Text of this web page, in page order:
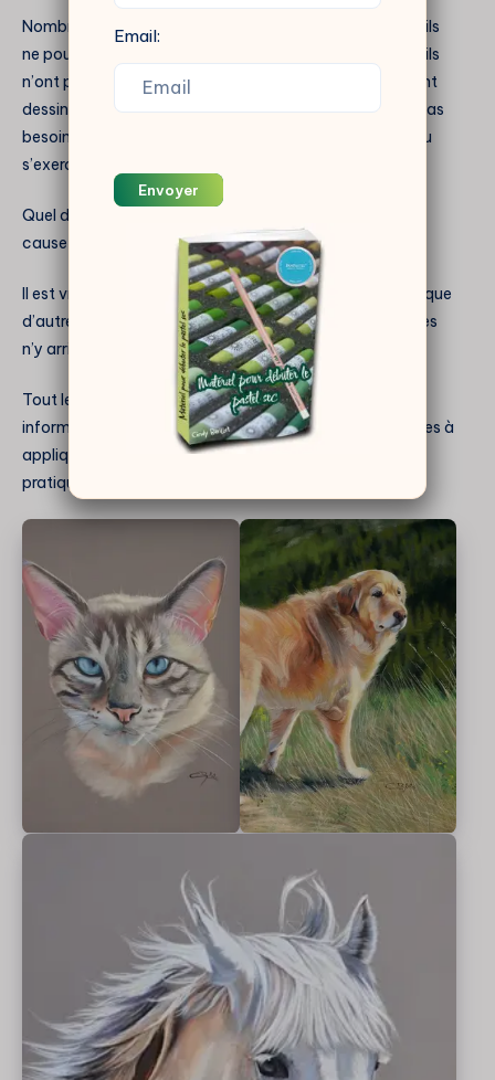
Nombreux sont ceux qui pensent encore aujourd’hui qu’ils
ne pourront jamais réussir de beaux tableaux. Parce qu’ils
n’ont pas « reçu le don ». Il y aurait ainsi ceux qui peuvent
dessiner, et ceux qui n’y arriveront pas. Ceux qui n’ont pas
besoin d’apprendre, ou très peu, et ceux qui auront beau
s’exercer encore et encore en vain.
Quel dommage de se priver d’un univers fantastique à
cause de cette croyance.
Il est vrai que certaines personnes apprennent plus vite que
d’autres. Mais en déduire que ceux qui sont moins rapides
n’y arriveront jamais est un sacré raccourci.
Tout le monde peut apprendre. Avec les bonnes
informations sur les façons de s’exercer et les techniques à
appliquer, c’est une simple question de volonté et de
pratique.
Email:
Envoyer